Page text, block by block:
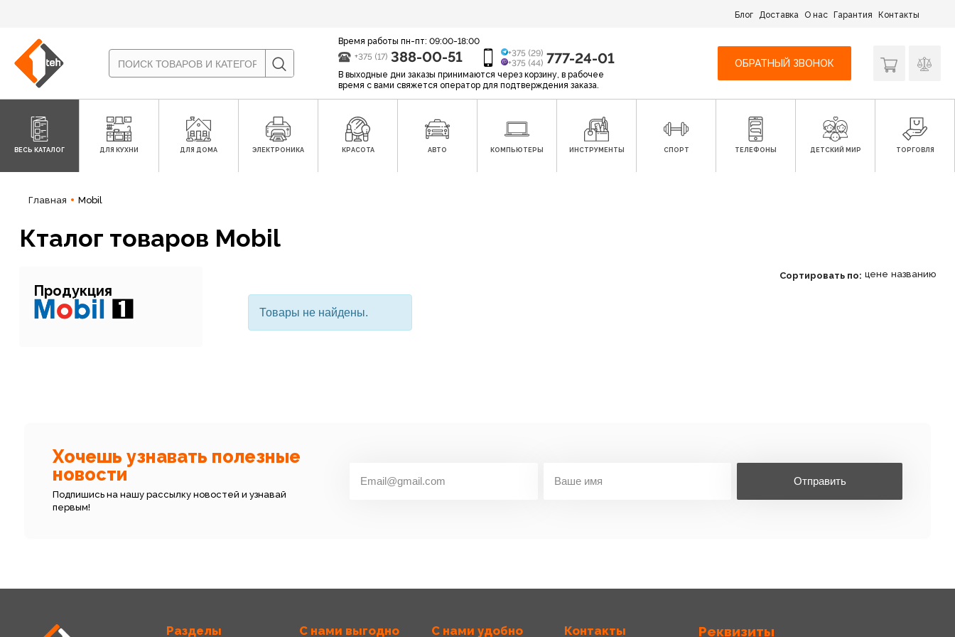
Блог Доставка О нас Гарантия Контакты
Время работы пн-пт: 09:00-18:00
+375 (17) 388-00-51
+375 (29)
+375 (44) 777-24-01
В выходные дни заказы принимаются через корзину, в рабочее
время с вами свяжется оператор для подтверждения заказа.
ОБРАТНЫЙ ЗВОНОК
ВЕСЬ КАТАЛОГ ДЛЯ КУХНИ ДЛЯ ДОМА ЭЛЕКТРОНИКА КРАСОТА АВТО КОМПЬЮТЕРЫ ИНСТРУМЕНТЫ СПОРТ ТЕЛЕФОНЫ ДЕТСКИЙ МИР ТОРГОВЛЯ
Главная Mobil
Кталог товаров Mobil
Продукция
Сортировать по: цене названию
Товары не найдены.
Хочешь узнавать полезные
новости
Подпишись на нашу рассылку новостей и узнавай
первым!
Отправить
Разделы С нами выгодно С нами удобно Контакты Реквизиты